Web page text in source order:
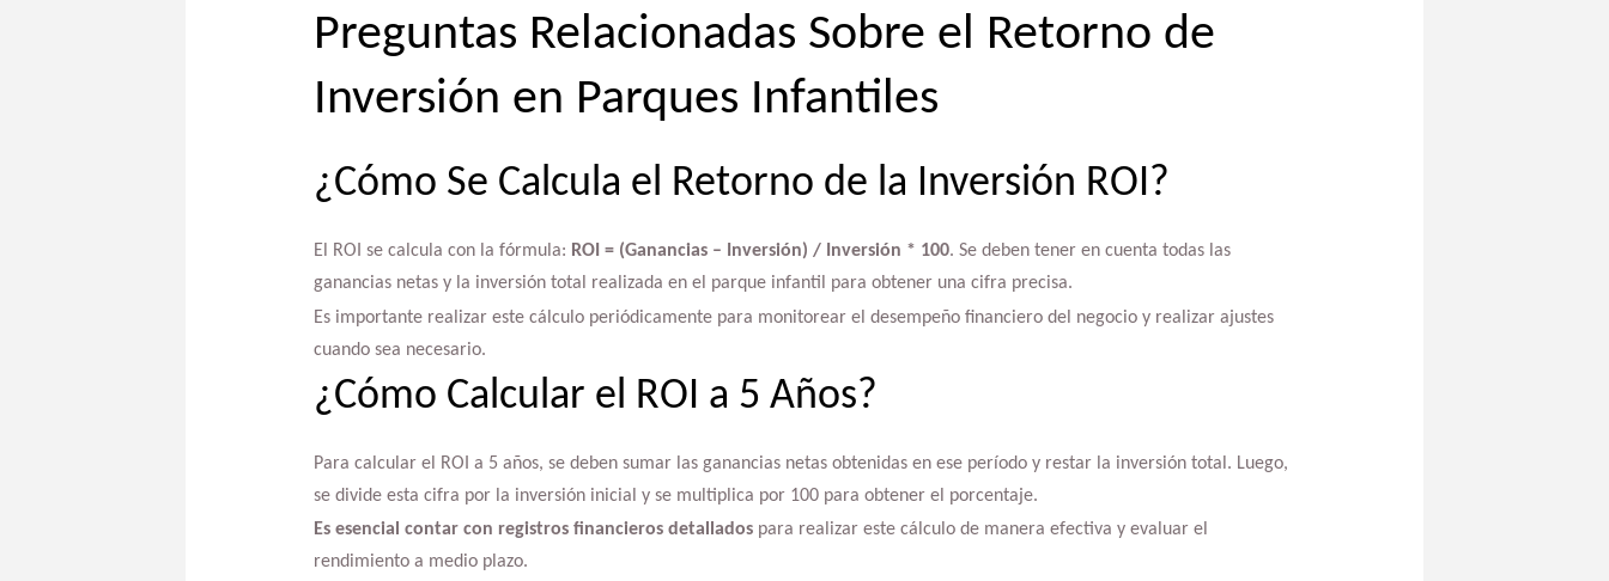
Preguntas Relacionadas Sobre el Retorno de
Inversión en Parques Infantiles
¿Cómo Se Calcula el Retorno de la Inversión ROI?
El ROI se calcula con la fórmula: ROI = (Ganancias – Inversión) / Inversión * 100. Se deben tener en cuenta todas las
ganancias netas y la inversión total realizada en el parque infantil para obtener una cifra precisa.
Es importante realizar este cálculo periódicamente para monitorear el desempeño financiero del negocio y realizar ajustes
cuando sea necesario.
¿Cómo Calcular el ROI a 5 Años?
Para calcular el ROI a 5 años, se deben sumar las ganancias netas obtenidas en ese período y restar la inversión total. Luego,
se divide esta cifra por la inversión inicial y se multiplica por 100 para obtener el porcentaje.
Es esencial contar con registros financieros detalladospara realizar este cálculo de manera efectiva y evaluar el
rendimiento a medio plazo.